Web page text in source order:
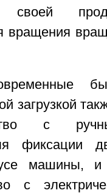
своей
вращения
загрузкой
с
фиксации
машины, и
с